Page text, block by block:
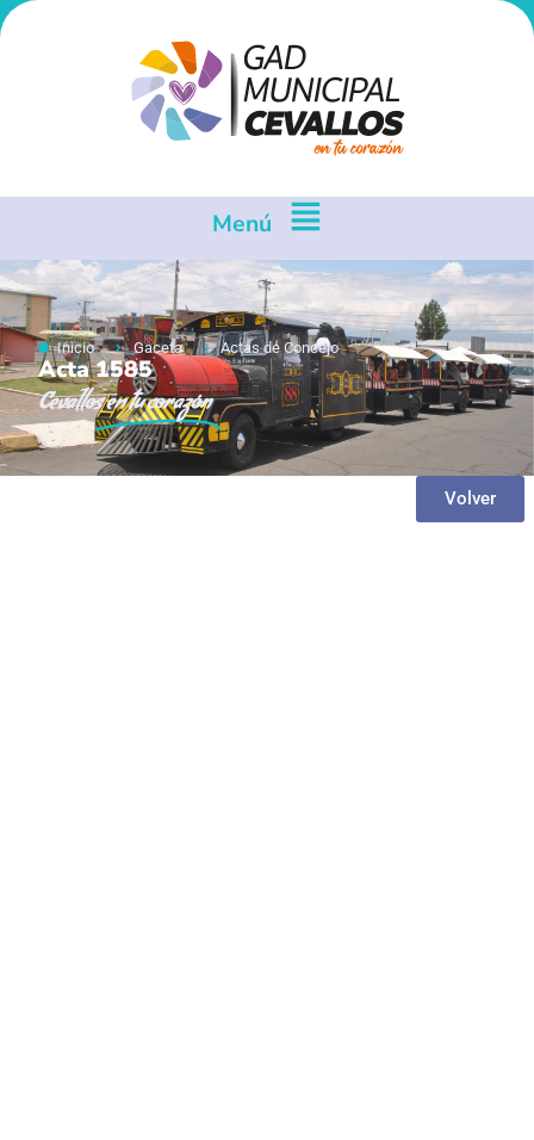
Menú
Inicio Gaceta Actas de Concejo
Acta 1585
Cevallosen tu corazón
Volver